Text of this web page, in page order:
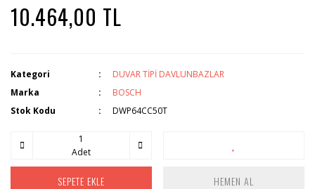
10.464,00 TL
Kategori
DUVAR TİPİ DAVLUNBAZLAR
Marka
BOSCH
Stok Kodu
DWP64CC50T
Adet
SEPETE EKLE HEMEN AL